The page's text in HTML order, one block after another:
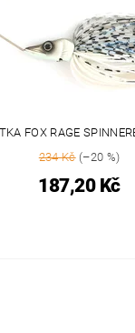
FOX RAGE
234 Kč(–20 %)
187,20 Kč